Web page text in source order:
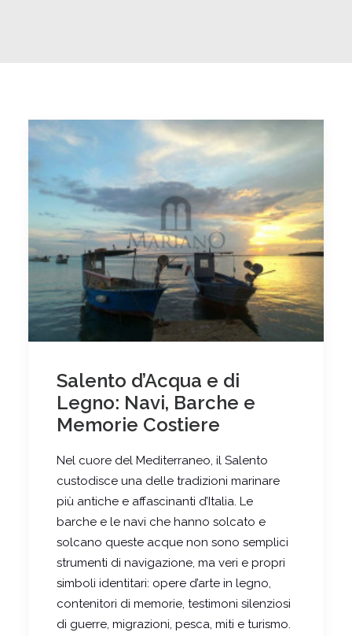
Salento d’Acqua e di
Legno: Navi, Barche e
Memorie Costiere
Nel cuore del Mediterraneo, il Salento
custodisce una delle tradizioni marinare
più antiche e affascinanti d’Italia. Le
barche e le navi che hanno solcato e
solcano queste acque non sono semplici
strumenti di navigazione, ma veri e propri
simboli identitari: opere d’arte in legno,
contenitori di memorie, testimoni silenziosi
di guerre, migrazioni, pesca, miti e turismo.